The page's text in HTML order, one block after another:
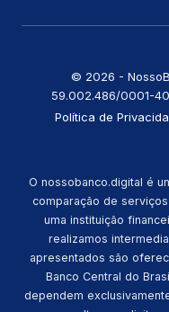
©️ 2026 -
59.002.486/0001-
Política de
O nossobanco.digital é
comparação de
uma instituição
realizamos
apresentados são
Banco Central do
dependem